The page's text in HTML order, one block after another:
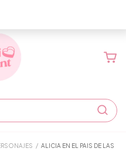
6 días hábiles
/ ALICIA EN EL PAIS DE LAS